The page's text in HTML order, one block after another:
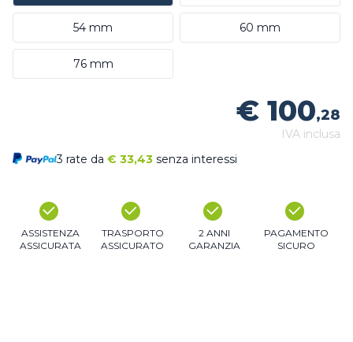
54 mm 60 mm
76 mm
€ 100,28
IVA inclusa
3 rate da € 33,43 senza interessi
ASSISTENZA
ASSICURATA
TRASPORTO
ASSICURATO
2 ANNI
GARANZIA
PAGAMENTO
SICURO